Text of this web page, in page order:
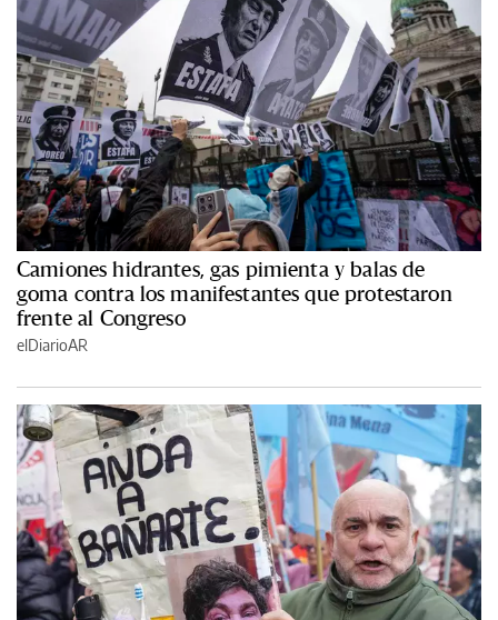
Camiones hidrantes, gas pimienta y balas de
goma contra los manifestantes que protestaron
frente al Congreso
elDiarioAR